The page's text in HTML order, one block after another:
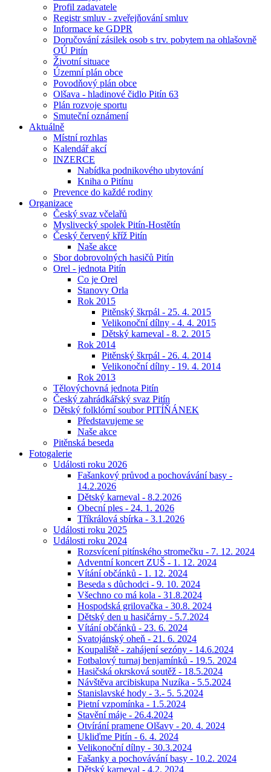
Profil zadavatele
Registr smluv - zveřejňování smluv
Informace ke GDPR
Doručování zásilek osob s trv. pobytem na ohlašovně
OÚ Pitín
Životní situace
Územní plán obce
Povodňový plán obce
Olšava - hladinové čidlo Pitín 63
Plán rozvoje sportu
Smuteční oznámení
Aktuálně
Místní rozhlas
Kalendář akcí
INZERCE
Nabídka podnikového ubytování
Kniha o Pitínu
Prevence do každé rodiny
Organizace
Český svaz včelařů
Myslivecký spolek Pitín-Hostětín
Český červený kříž Pitín
Naše akce
Sbor dobrovolných hasičů Pitín
Orel - jednota Pitín
Co je Orel
Stanovy Orla
Rok 2015
Pitěnský škrpál - 25. 4. 2015
Velikonoční dílny - 4. 4. 2015
Dětský karneval - 8. 2. 2015
Rok 2014
Pitěnský škrpál - 26. 4. 2014
Velikonoční dílny - 19. 4. 2014
Rok 2013
Tělovýchovná jednota Pitín
Český zahrádkářský svaz Pitín
Dětský folklórní soubor PITÍŇÁNEK
Představujeme se
Naše akce
Pitěnská beseda
Fotogalerie
Události roku 2026
Fašankový průvod a pochovávání basy -
14.2.2026
Dětský karneval - 8.2.2026
Obecní ples - 24. 1. 2026
Tříkrálová sbírka - 3.1.2026
Události roku 2025
Události roku 2024
Rozsvícení pitínského stromečku - 7. 12. 2024
Adventní koncert ZUŠ - 1. 12. 2024
Vítání občánků - 1. 12. 2024
Beseda s důchodci - 9. 10. 2024
Všechno co má kola - 31.8.2024
Hospodská grilovačka - 30.8. 2024
Dětský den u hasičárny - 5.7.2024
Vítání občánků - 23. 6. 2024
Svatojánský oheň - 21. 6. 2024
Koupaliště - zahájení sezóny - 14.6.2024
Fotbalový turnaj benjamínků - 19.5. 2024
Hasičská okrsková soutěž - 18.5.2024
Návštěva arcibiskupa Nuzíka - 5.5.2024
Stanislavské hody - 3.- 5. 5.2024
Pietní vzpomínka - 1.5.2024
Stavění máje - 26.4.2024
Otvírání pramene Olšavy - 20. 4. 2024
Ukliďme Pitín - 6. 4. 2024
Velikonoční dílny - 30.3.2024
Fašanky a pochovávání basy - 10.2. 2024
Dětský karneval - 4.2. 2024